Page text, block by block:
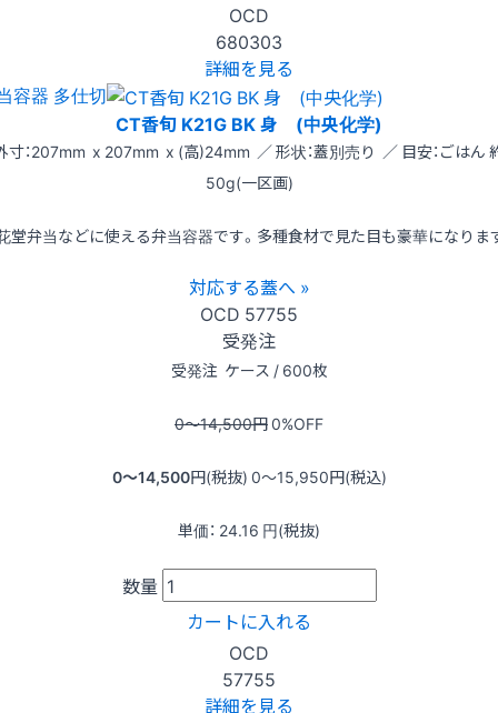
OCD
680303
詳細を見る
容器 多仕切
CT香旬 K21G BK 身 (中央化学)
寸：207mm x 207mm x (高)24mm ／ 形状：蓋別売り ／ 目安：ごはん
50g(一区画)
堂弁当などに使える弁当容器です。多種食材で見た目も豪華になりま
対応する蓋へ »
OCD 57755
受発注
受発注 ケース / 600枚
0〜14,500円0%OFF
0〜14,500円(税抜) 0〜15,950円(税込)
単価： 24.16 円(税抜)
数量
カートに入れる
OCD
57755
詳細を見る